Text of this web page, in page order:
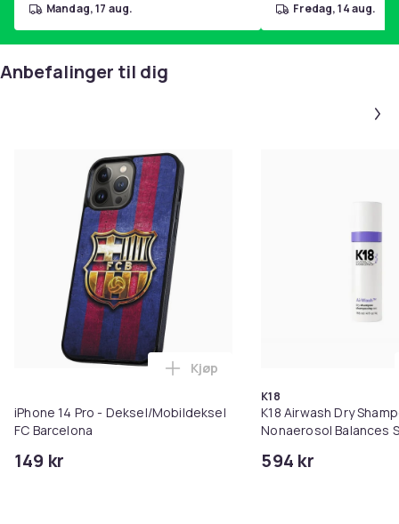
mandag, 17 aug. fredag, 14 aug.
Anbefalinger til dig
iPhone 14 Pro - Deksel/Mobildeksel
FC Barcelona
149 kr
Legg iPhone 14 Pro - Deksel/
Kjøp
K18
K18 Airwash Dry
Nonaerosol Balances
594 kr